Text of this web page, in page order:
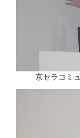
京セラコミ